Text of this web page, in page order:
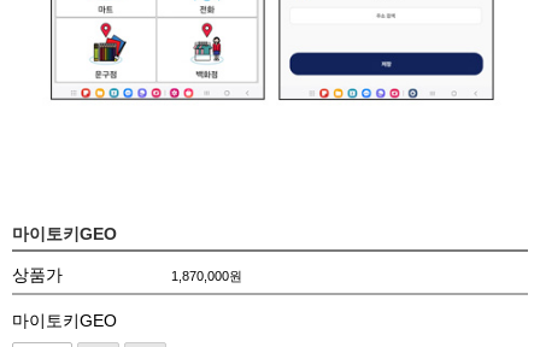
마이토키GEO
상품가 1,870,000원
마이토키GEO